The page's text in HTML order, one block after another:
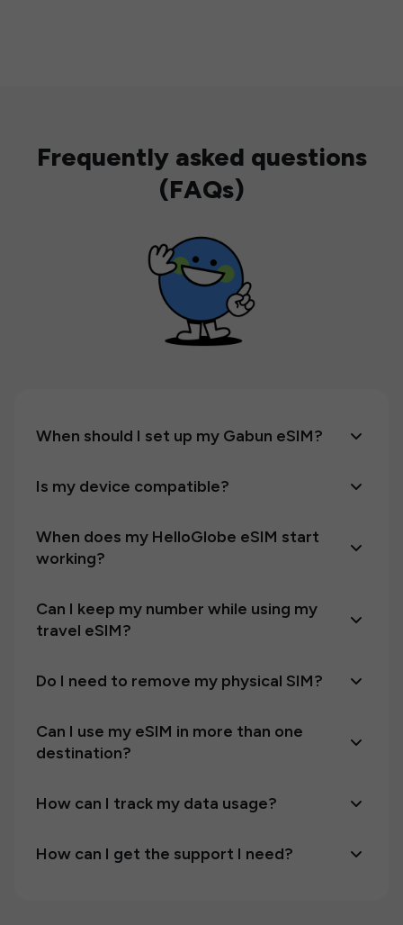
Frequently asked questions
(FAQs)
When should I set up my Gabun eSIM?
Is my device compatible?
When does my HelloGlobe eSIM start
working?
Can I keep my number while using my
travel eSIM?
Do I need to remove my physical SIM?
Can I use my eSIM in more than one
destination?
How can I track my data usage?
How can I get the support I need?